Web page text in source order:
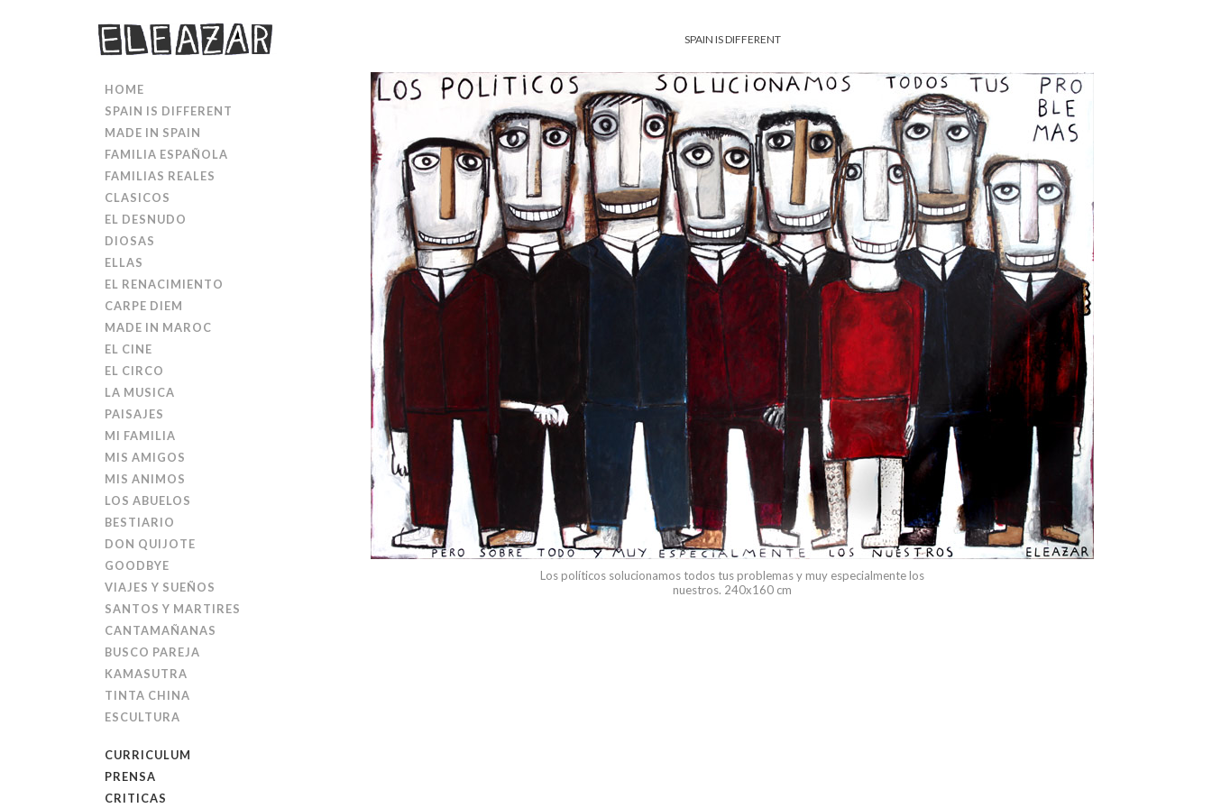
HOME
SPAIN IS DIFFERENT
MADE IN SPAIN
FAMILIA ESPAÑOLA
FAMILIAS REALES
CLASICOS
EL DESNUDO
DIOSAS
ELLAS
EL RENACIMIENTO
CARPE DIEM
MADE IN MAROC
EL CINE
EL CIRCO
LA MUSICA
PAISAJES
MI FAMILIA
MIS AMIGOS
MIS ANIMOS
LOS ABUELOS
BESTIARIO
DON QUIJOTE
GOODBYE
VIAJES Y SUEÑOS
SANTOS Y MARTIRES
CANTAMAÑANAS
BUSCO PAREJA
KAMASUTRA
TINTA CHINA
ESCULTURA
CURRICULUM
PRENSA
CRITICAS
SPAIN IS DIFFERENT
Los políticos solucionamos todos tus problemas y muy especialmente los
nuestros. 240x160 cm